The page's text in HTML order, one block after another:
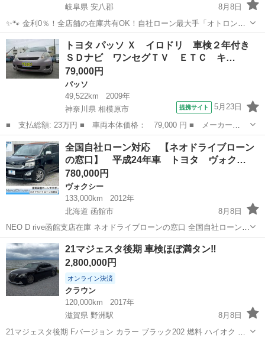
岐阜県 安八郡
8月8日
✨🐾 金利0％！全店舗の在庫共有OK！自社ローン最大手「オトロン」
🐾✨ こんなお悩みはありませんか？🤔 ✅ 勤続年数が短い ✅ パー
ト・アルバイト勤務 ✅ 派遣社員・自営業 ✅ 専業主婦（主夫） ✅ 自
己破産...
岐阜 安八郡 その他
トヨタ パッソ Ｘ イロドリ 車検２年付き
ＳＤナビ ワンセグＴＶ ＥＴＣ キ…
79,000円
パッソ
49,522km
2009年
神奈川県 相模原市
提携サイト 5月23日
■ 支払総額: 23万円 ■ 車両本体価格： 79,000 円 ■ メーカー
名： トヨタ ■ 車種名： パッソ ■ グレード名： Ｘ イロド
リ 車検２年付き ＳＤナビ ワンセグＴＶ ＥＴＣ キーレスキ
ー ヘッドライトレベラ...
神奈川 相模原市 パッソ
全国自社ローン対応 【ネオドライブローン
の窓口】 平成24年車 トヨタ ヴォク…
780,000円
ヴォクシー
133,000km
2012年
北海道 函館市
8月8日
NEO D rive函館支店在庫 ネオドライブローンの窓口 全国自社ローン
ローンに自信のないお客様必見‼︎ ☆マイネオオートローン（自社ロー
ン仮審査サイト）☆ https://my.neo...
北海道 函館市 ヴォクシー ローン
21マジェスタ後期 車検ほぼ満タン‼️
2,800,000円
オンライン決済
クラウン
120,000km
2017年
滋賀県 野洲駅
8月8日
21マジェスタ後期 Fバージョン カラー ブラック202 燃料 ハイオク 年